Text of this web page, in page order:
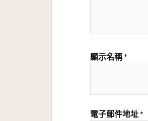
顯示名稱*
電子郵件地址 *